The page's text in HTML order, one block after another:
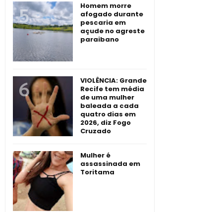
Homem morre
afogado durante
pescaria em
açude no agreste
paraibano
VIOLÊNCIA: Grande
Recife tem média
de uma mulher
baleada a cada
quatro dias em
2026, diz Fogo
Cruzado
Mulher é
assassinada em
Toritama